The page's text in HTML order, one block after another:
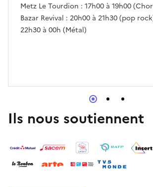
Metz Le Tourdion : 17h00 à 19h00
Bazar Revival : 20h00 à 21h30 (pop
22h30 à 00h (Métal)
Ils nous soutiennent